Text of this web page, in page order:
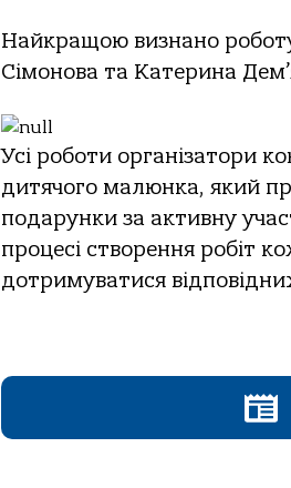
Найкращою визнано
Сімонова та Катерина
Усі роботи організатори
дитячого малюнка, який
подарунки за активну
процесі створення робіт
дотримуватися